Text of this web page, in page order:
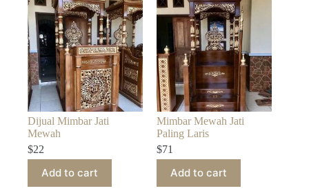
Dijual Mimbar Jati
Mewah
$22
Add to cart
Mimbar Mewah Jati
Paling Laris
$71
Add to cart